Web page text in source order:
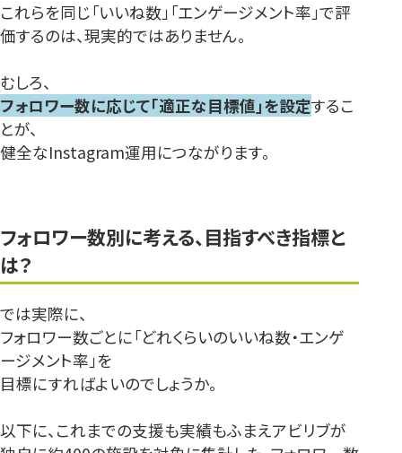
これらを同じ「いいね数」「エンゲージメント率」で評
価するのは、現実的ではありません。
むしろ、
フォロワー数に応じて「適正な目標値」を設定するこ
とが、
健全なInstagram運用につながります。
フォロワー数別に考える、目指すべき指標と
は？
では実際に、
フォロワー数ごとに「どれくらいのいいね数・エンゲ
ージメント率」を
目標にすればよいのでしょうか。
以下に、これまでの支援も実績もふまえアビリブが